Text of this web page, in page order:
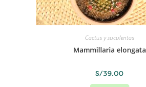
Cactus y suculentas
Mammillaria elongata
S/39.00